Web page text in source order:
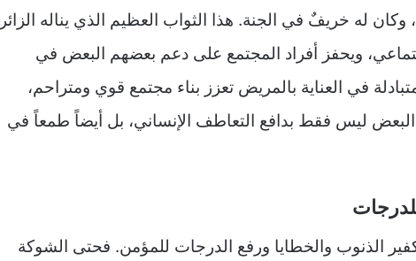
له خريفٌ في الجنة. هذا الثواب العظيم الذي يناله الزائر
ويحفز أفراد المجتمع على دعم بعضهم البعض في
في العناية بالمريض تعزز بناء مجتمع قوي ومتراحم،
البعض ليس فقط بدافع التعاطف الإنساني، بل أيضاً طمعاً في
الذنوب والخطايا ورفع الدرجات للمؤمن. فحتى الشوكة